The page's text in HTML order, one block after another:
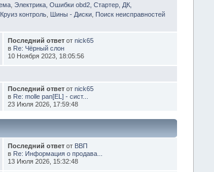
, Электрика, Ошибки obd2, Стартер, ДК,
контроль, Шины - Диски, Поиск неисправностей
Последний ответ отnick65
в Re: Чёрный слон
10 Ноября 2023, 18:05:56
Последний ответ отnick65
в Re: molle pan[EL] - сист...
23 Июля 2026, 17:59:48
Последний ответ от ВВП
в Re: Информация о продава...
13 Июля 2026, 15:32:48